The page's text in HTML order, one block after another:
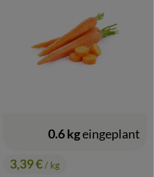
, Preis:
3,39 €/ kg
0.6 kgeingeplant